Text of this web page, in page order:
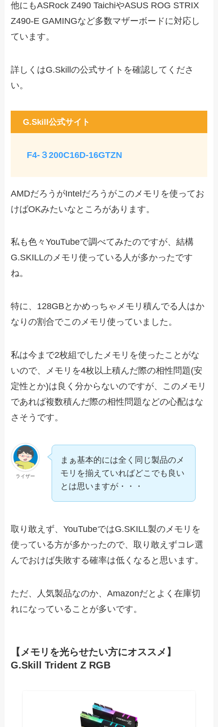
他にもASRock Z490 TaichiやASUS ROG STRIX
Z490-E GAMINGなど多数マザーボードに対応し
ています。
詳しくはG.Skillの公式サイトを確認してくださ
い。
G.Skill公式サイト
F4-３200C16D-16GTZN
AMDだろうがIntelだろうがこのメモリを使ってお
けばOKみたいなところがあります。
私も色々YouTubeで調べてみたのですが、結構
G.SKILLのメモリ使っている人が多かったです
ね。
特に、128GBとかめっちゃメモリ積んでる人はか
なりの割合でこのメモリ使っていました。
私は今まで2枚組でしたメモリを使ったことがな
いので、メモリを4枚以上積んだ際の相性問題(安
定性とか)は良く分からないのですが、このメモリ
であれば複数積んだ際の相性問題などの心配はな
さそうです。
ライザー
まぁ基本的には全く同じ製品のメ
モリを揃えていればどこでも良い
とは思いますが・・・
取り敢えず、YouTubeではG.SKILL製のメモリを
使っている方が多かったので、取り敢えずコレ選
んでおけば失敗する確率は低くなると思います。
ただ、人気製品なのか、Amazonだとよく在庫切
れになっていることが多いです。
【メモリを光らせたい方にオススメ】
G.Skill Trident Z RGB